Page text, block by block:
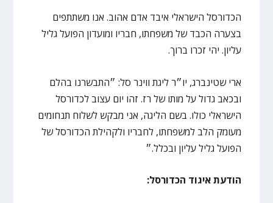
הכדורסל הישראלי איבד אדם אהוב. אנו משתתפים
בצערה הכבד של משפחתו, חבריו ומועדון הפועל גליל
עליון. יהי זכרו ברוך.
ארי שטינברג, יו״ר ליגת ווינר סל: ״התבשרנו בהלם
ובכאב גדול על מותו של רז. זהו יום עצוב לכדורסל
הישראלי כולו. בשם הליגה, אני מבקש לשלוח תנחומים
מעומק הלב למשפחתו, לחבריו ולקהילת הכדורסל של
הפועל גליל עליון ובכלל.״
הודעת איגוד הכדורסל: